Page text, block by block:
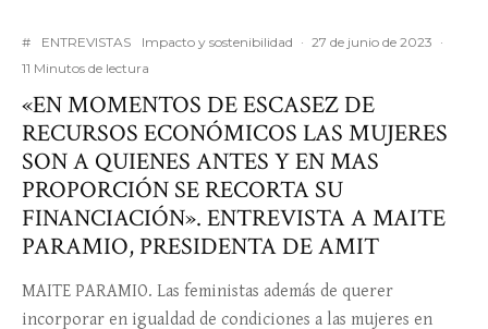
# ENTREVISTAS Impacto y sostenibilidad · 27 de junio de 2023 ·
11 Minutos de lectura
«EN MOMENTOS DE ESCASEZ DE
RECURSOS ECONÓMICOS LAS MUJERES
SON A QUIENES ANTES Y EN MAS
PROPORCIÓN SE RECORTA SU
FINANCIACIÓN». ENTREVISTA A MAITE
PARAMIO, PRESIDENTA DE AMIT
MAITE PARAMIO. Las feministas además de querer
incorporar en igualdad de condiciones a las mujeres en